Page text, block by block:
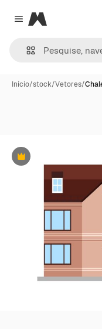
Close menu
Magnific
Início/stock/Vetores/
Premium